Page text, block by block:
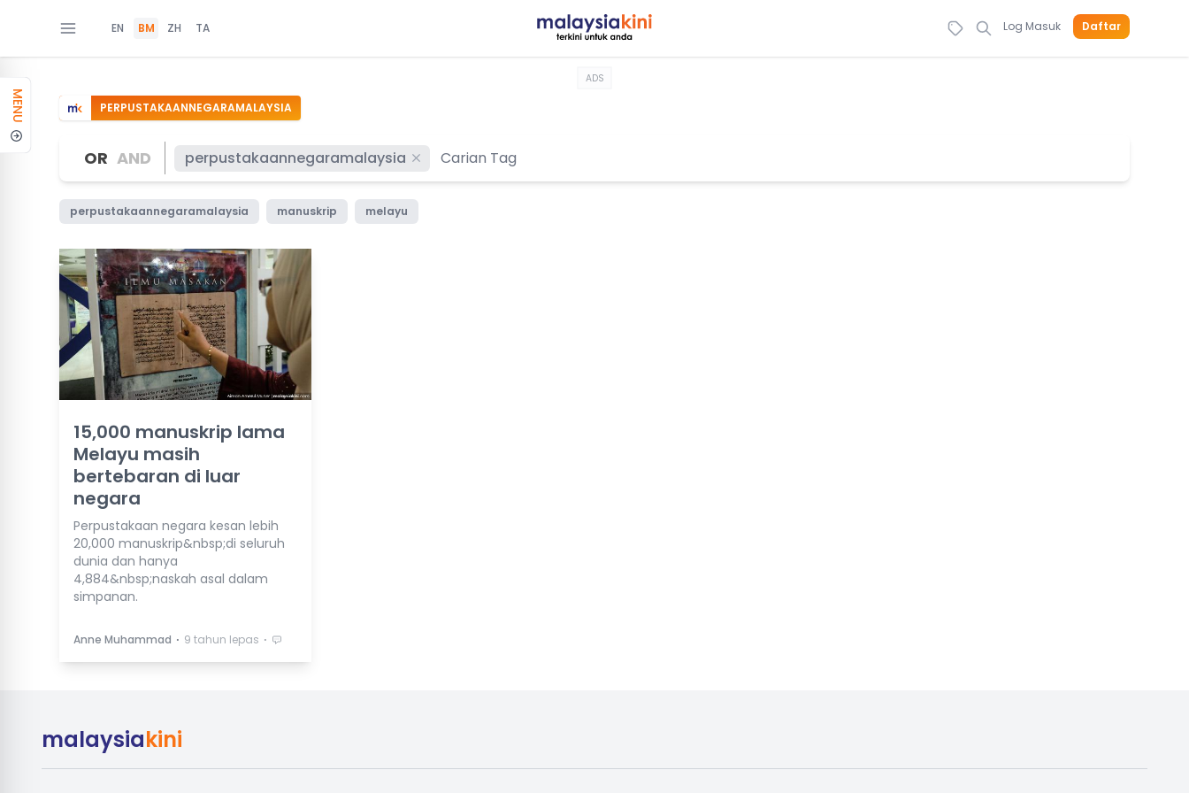
EN BM ZH TA Log Masuk Daftar
MENU
ADS
PERPUSTAKAANNEGARAMALAYSIA
OR AND perpustakaannegaramalaysia
perpustakaannegaramalaysia manuskrip melayu
15,000 manuskrip lama
Melayu masih
bertebaran di luar
negara
Perpustakaan negara kesan lebih
20,000 manuskrip&nbsp;di seluruh
dunia dan hanya
4,884&nbsp;naskah asal dalam
simpanan.
Anne Muhammad ⋅ 9 tahun lepas ⋅
malaysiakini